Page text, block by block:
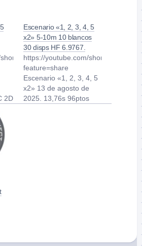
g1h4WfORTEE?
2D
1
Escenario «1, 2, 3, 4, 5
x2» 5-10m 10 blancos
30 disps HF 6.9767.
https://youtube.com/shorts/
feature=share
Escenario «1, 2, 3, 4, 5
x2» 13 de agosto de
2025. 13,76s 96ptos